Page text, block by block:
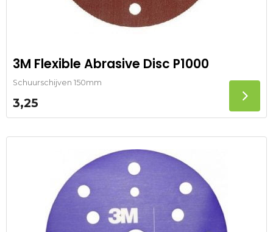
3M Flexible Abrasive Disc P1000
Schuurschijven 150mm
3,25